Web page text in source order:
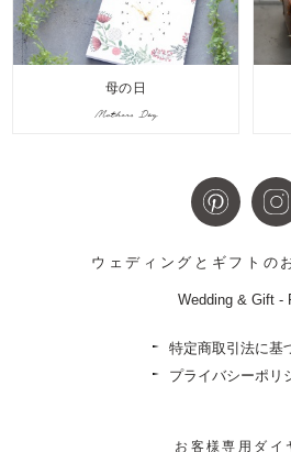
母の日
Mothers Day
ウェディングとギフトの
Wedding & Gift -
特定商取引法に基
プライバシーポリ
お客様専用ダイ